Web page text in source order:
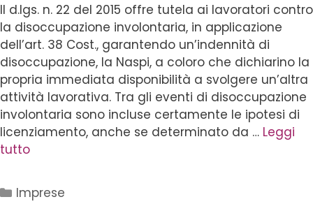
Il d.lgs. n. 22 del 2015 offre tutela ai lavoratori contro
la disoccupazione involontaria, in applicazione
dell’art. 38 Cost., garantendo un’indennità di
disoccupazione, la Naspi, a coloro che dichiarino la
propria immediata disponibilità a svolgere un’altra
attività lavorativa. Tra gli eventi di disoccupazione
involontaria sono incluse certamente le ipotesi di
licenziamento, anche se determinato da … Leggi
tutto
Imprese